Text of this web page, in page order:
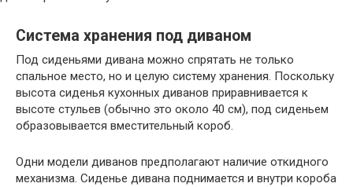
Система хранения под диваном
Под сиденьями дивана можно спрятать не только
спальное место, но и целую систему хранения. Поскольку
высота сиденья кухонных диванов приравнивается к
высоте стульев (обычно это около 40 см), под сиденьем
образовывается вместительный короб.
Одни модели диванов предполагают наличие откидного
механизма. Сиденье дивана поднимается и внутри короба